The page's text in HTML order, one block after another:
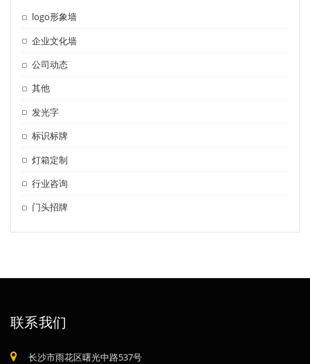
logo形象墙
企业文化墙
公司动态
其他
发光字
标识标牌
灯箱定制
行业咨询
门头招牌
联系我们
长沙市雨花区曙光中路537号